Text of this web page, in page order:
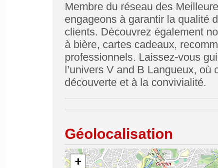
Membre du réseau des
engageons à garantir la qualité
clients. Découvrez également
à bière, cartes cadeaux,
professionnels. Laissez-vous
l’univers V and B Langueux,
découverte et à la convivialité.
Géolocalisation
+